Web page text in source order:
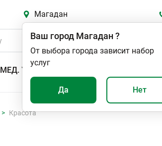
Магадан
МЕД. УСЛУГИ
Ваш город Магадан?
От выбора города зависит набор
услуг
Да Нет
Красота